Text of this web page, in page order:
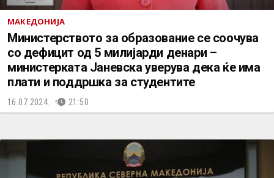
МАКЕДОНИЈА
Министерството за образование се соочува
со дефицит од 5 милијарди денари –
министерката Јаневска уверува дека ќе има
плати и поддршка за студентите
16.07.2024. 21:50